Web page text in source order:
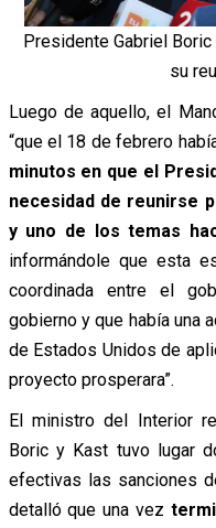
Presidente Gabriel
su
Luego de aquello, el
“que el 18 de febrero
minutos en que el
necesidad de reunirse
y uno de los temas
informándole que esta
coordinada entre el
gobierno y que había una
de Estados Unidos de
proyecto prosperara”.
El ministro del Interior
Boric y Kast tuvo lugar
efectivas las sanciones
detalló que una vez